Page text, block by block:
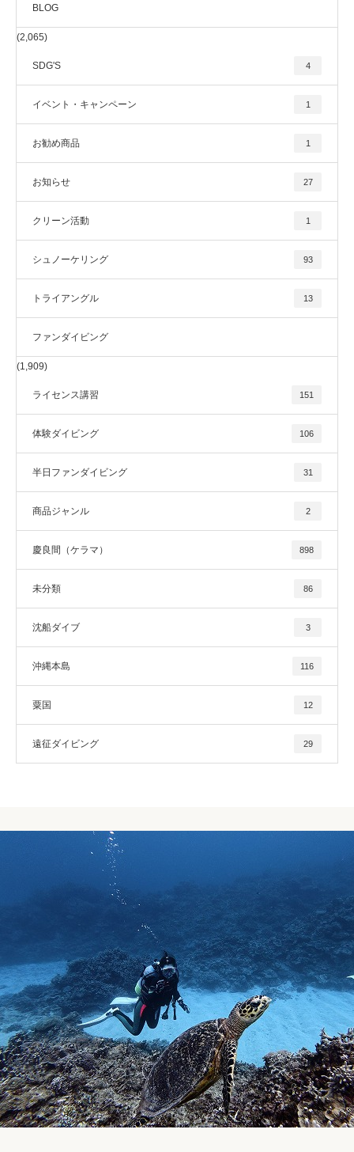
BLOG
(2,065)
SDG'S 4
イベント・キャンペーン 1
お勧め商品 1
お知らせ 27
クリーン活動 1
シュノーケリング 93
トライアングル 13
ファンダイビング
(1,909)
ライセンス講習 151
体験ダイビング 106
半日ファンダイビング 31
商品ジャンル 2
慶良間（ケラマ） 898
未分類 86
沈船ダイブ 3
沖縄本島 116
粟国 12
遠征ダイビング 29